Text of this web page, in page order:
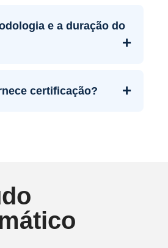
e a duração do
+
certificação? +